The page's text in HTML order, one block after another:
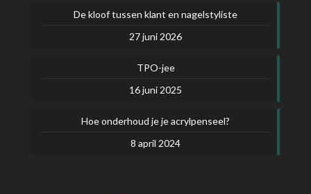
De kloof tussen klant en nagelstyliste
27 juni 2026
TPO-jee
16 juni 2025
Hoe onderhoud je je acrylpenseel?
8 april 2024